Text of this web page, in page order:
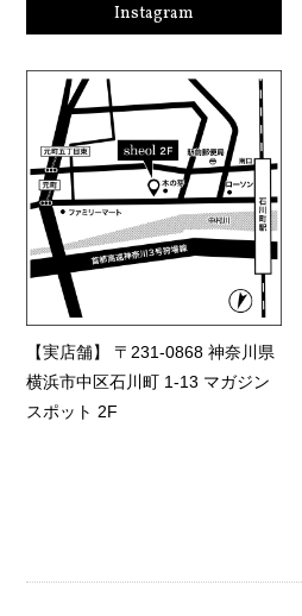
Instagram
【実店舗】 〒231-0868 神奈川県
横浜市中区石川町 1-13 マガジン
スポット 2F